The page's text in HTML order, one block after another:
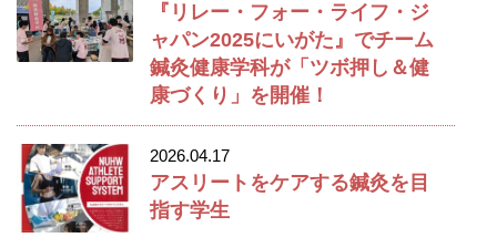
『リレー・フォー・ライフ・ジ
ャパン2025にいがた』でチーム
鍼灸健康学科が「ツボ押し＆健
康づくり」を開催！
2026.04.17
アスリートをケアする鍼灸を目
指す学生